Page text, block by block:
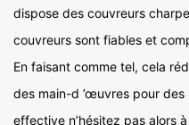
dispose des couvreurs
couvreurs sont fiables et
En faisant comme tel, cela
des main-d ’œuvres pour
effective n’hésitez pas alors